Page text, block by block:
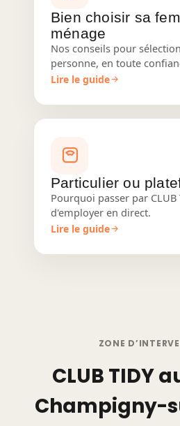
Bien choisir sa
ménage
Nos conseils pour
personne, en toute
Lire le guide
Particulier ou
Pourquoi passer par
d'employer en direct.
Lire le guide
ZONE
CLUB TIDY
Champigny-